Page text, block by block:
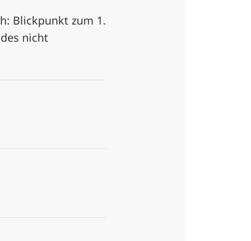
Blickpunkt zum 1.
nicht